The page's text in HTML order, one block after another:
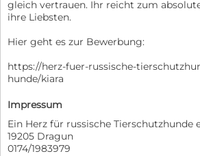
gleich vertrauen. Ihr reicht zum
ihre Liebsten.
Hier geht es zur Bewerbung:
https://herz-fuer-russische-
hunde/kiara
Impressum
Ein Herz für russische Tierschutzhunde
19205 Dragun
0174/1983979